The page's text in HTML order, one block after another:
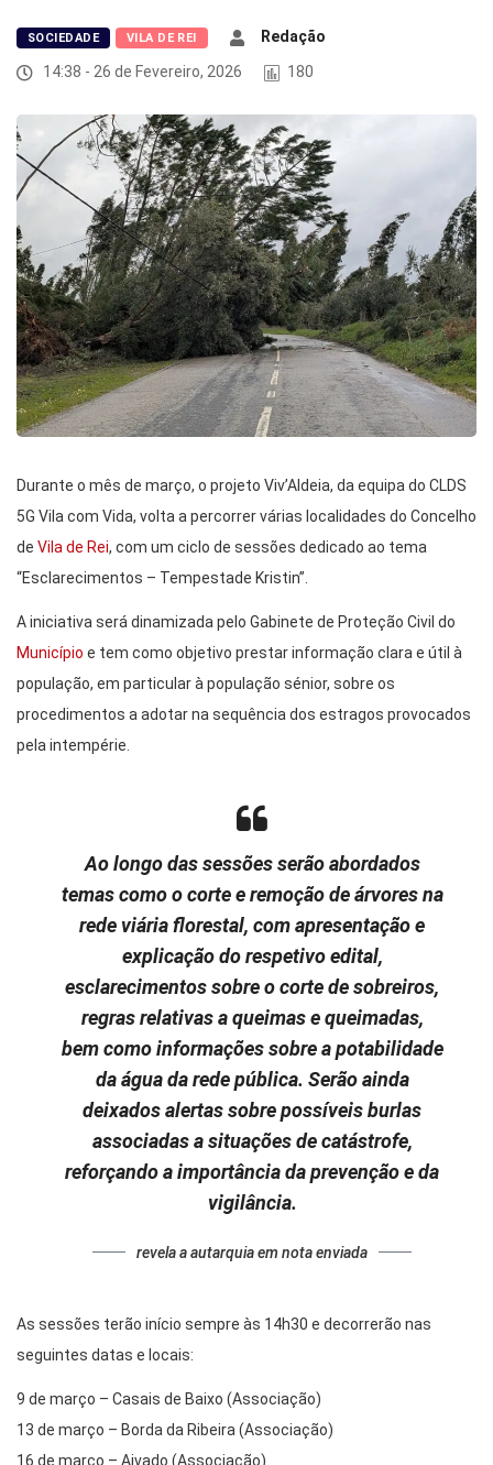
SOCIEDADE VILA DE REI
Redação
14:38 - 26 de Fevereiro, 2026
180
Durante o mês de março, o projeto Viv’Aldeia, da equipa do CLDS
5G Vila com Vida, volta a percorrer várias localidades do Concelho
de Vila de Rei, com um ciclo de sessões dedicado ao tema
“Esclarecimentos – Tempestade Kristin”.
A iniciativa será dinamizada pelo Gabinete de Proteção Civil do
Município e tem como objetivo prestar informação clara e útil à
população, em particular à população sénior, sobre os
procedimentos a adotar na sequência dos estragos provocados
pela intempérie.
Ao longo das sessões serão abordados
temas como o corte e remoção de árvores na
rede viária florestal, com apresentação e
explicação do respetivo edital,
esclarecimentos sobre o corte de sobreiros,
regras relativas a queimas e queimadas,
bem como informações sobre a potabilidade
da água da rede pública. Serão ainda
deixados alertas sobre possíveis burlas
associadas a situações de catástrofe,
reforçando a importância da prevenção e da
vigilância.
revela a autarquia em nota enviada
As sessões terão início sempre às 14h30 e decorrerão nas
seguintes datas e locais:
9 de março – Casais de Baixo (Associação)
13 de março – Borda da Ribeira (Associação)
16 de março – Aivado (Associação)